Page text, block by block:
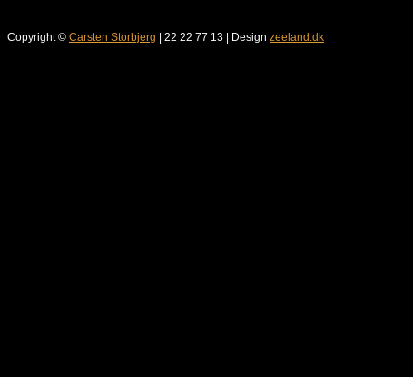
Copyright © Carsten Storbjerg | 22 22 77 13 | Design zeeland.dk